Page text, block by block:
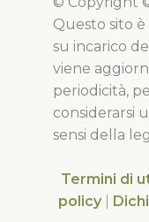
Questo sito
su incarico
viene
periodicità,
considerarsi
sensi della
Termini di
policy